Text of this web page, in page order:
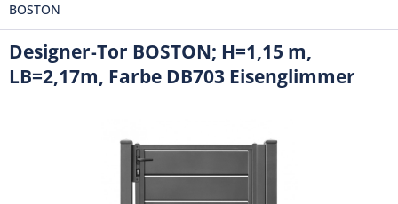
BOSTON
Designer-Tor BOSTON; H=1,15 m,
LB=2,17m, Farbe DB703 Eisenglimmer